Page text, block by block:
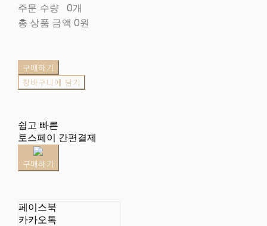
주문 수량 0개
총 상품 금액 0원
구매하기
장바구니에 담기
쉽고 빠른
토스페이 간편결제
구매하기
페이스북
카카오톡